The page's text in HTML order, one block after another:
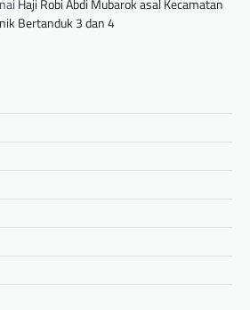
Bertanduk 3 dan 4